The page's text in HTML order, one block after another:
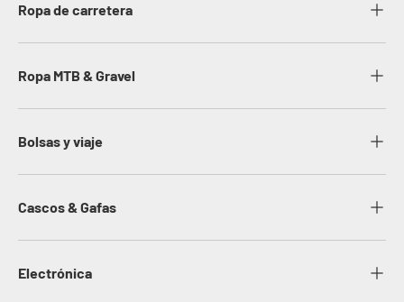
Ropa de carretera
Ropa MTB & Gravel
Bolsas y viaje
Cascos & Gafas
Electrónica